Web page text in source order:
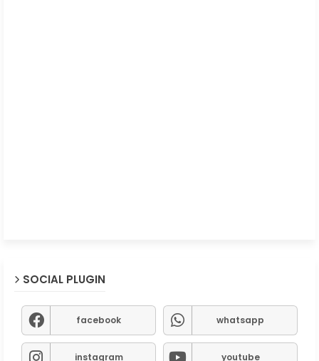
SOCIAL PLUGIN
facebook whatsapp
instagram youtube